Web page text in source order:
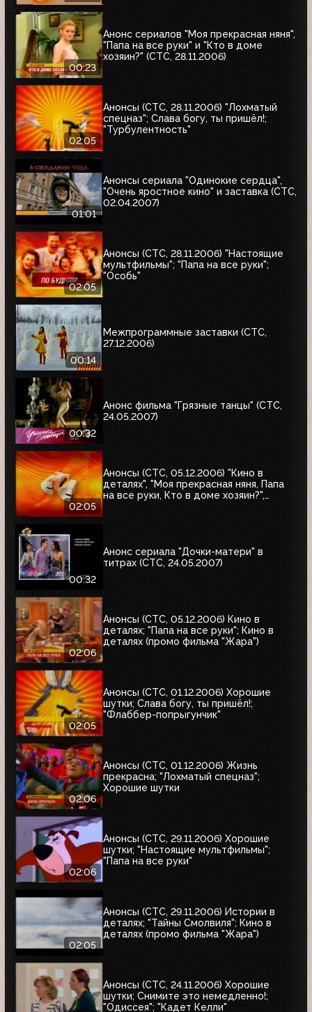
00:23
Анонс сериалов "Моя прекрасная няня",
"Папа на все руки" и "Кто в доме
хозяин?" (СТС, 28.11.2006)
02:05
Анонсы (СТС, 28.11.2006) "Лохматый
спецназ"; Слава богу, ты пришёл!;
"Турбулентность"
01:01
Анонсы сериала "Одинокие сердца",
"Очень яростное кино" и заставка (СТС,
02.04.2007)
02:05
Анонсы (СТС, 28.11.2006) "Настоящие
мультфильмы"; "Папа на все руки";
"Особь"
00:14
Межпрограммные заставки (СТС,
27.12.2006)
00:32
Анонс фильма "Грязные танцы" (СТС,
24.05.2007)
02:05
Анонсы (СТС, 05.12.2006) "Кино в
деталях", "Моя прекрасная няня, Папа
на все руки, Кто в доме хозяин?",
00:32
Анонс сериала "Дочки-матери" в
титрах (СТС, 24.05.2007)
02:06
Анонсы (СТС, 05.12.2006) Кино в
деталях; "Папа на все руки"; Кино в
деталях (промо фильма "Жара")
02:05
Анонсы (СТС, 01.12.2006) Хорошие
шутки; Слава богу, ты пришёл!;
"Флаббер-попрыгунчик"
02:06
Анонсы (СТС, 01.12.2006) Жизнь
прекрасна; "Лохматый спецназ";
Хорошие шутки
02:06
Анонсы (СТС, 29.11.2006) Хорошие
шутки; "Настоящие мультфильмы";
"Папа на все руки"
02:05
Анонсы (СТС, 29.11.2006) Истории в
деталях; "Тайны Смолвиля"; Кино в
деталях (промо фильма "Жара")
Анонсы (СТС, 24.11.2006) Хорошие
шутки; Снимите это немедленно!;
"Одиссея"; "Кадет Келли"